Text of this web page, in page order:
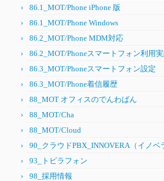
86.1_MOT/Phone iPhone 版
86.1_MOT/Phone Windows
86.2_MOT/Phone MDM対応
86.2_MOT/Phoneスマートフォン利用
86.3_MOT/Phoneスマートフォン設定
86.3_MOT/Phone着信履歴
88_MOT オフィスのでんわばん
88_MOT/Cha
88_MOT/Cloud
90_クラウドPBX_INNOVERA（イノベ
93_トビラフォン
98_採用情報